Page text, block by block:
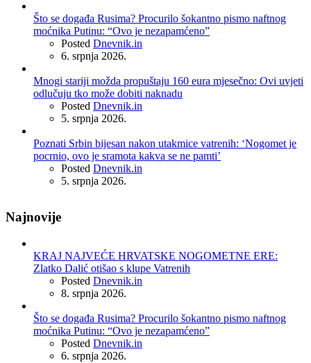
Što se događa Rusima? Procurilo šokantno pismo naftnog
moćnika Putinu: “Ovo je nezapamćeno”
Posted Dnevnik.in
6. srpnja 2026.
Mnogi stariji možda propuštaju 160 eura mjesečno: Ovi uvjeti
odlučuju tko može dobiti naknadu
Posted Dnevnik.in
5. srpnja 2026.
Poznati Srbin bijesan nakon utakmice vatrenih: ‘Nogomet je
pocrnio, ovo je sramota kakva se ne pamti’
Posted Dnevnik.in
5. srpnja 2026.
Najnovije
KRAJ NAJVEĆE HRVATSKE NOGOMETNE ERE:
Zlatko Dalić otišao s klupe Vatrenih
Posted Dnevnik.in
8. srpnja 2026.
Što se događa Rusima? Procurilo šokantno pismo naftnog
moćnika Putinu: “Ovo je nezapamćeno”
Posted Dnevnik.in
6. srpnja 2026.